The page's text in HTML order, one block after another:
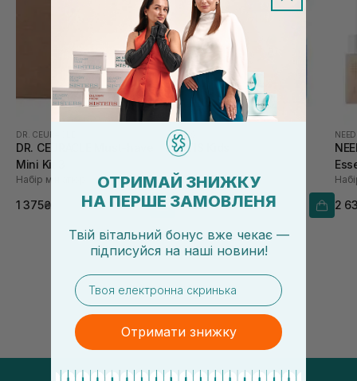
DR. CEURACLE
DR. CEURACLE Must-have
Mini Kit 3
Набір мініатюр
1 375₴
VITIS
VITIS Kids
Дитячий набір
440₴ 2
ОТРИМАЙ ЗНИЖКУ
НА ПЕРШЕ ЗАМОВЛЕНЯ
Твій вітальний бонус вже чекає —
підписуйся на наші новини!
email
Отримати знижку